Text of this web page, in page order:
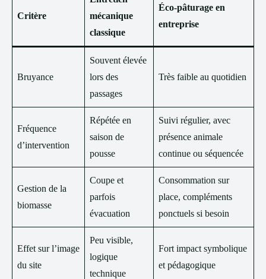
Critère
mécanique
classique
Éco-pâturage en
entreprise
Bruyance
Souvent élevée
lors des
passages
Très faible au quotidien
Fréquence
d’intervention
Répétée en
saison de
pousse
Suivi régulier, avec
présence animale
continue ou séquencée
Gestion de la
biomasse
Coupe et
parfois
évacuation
Consommation sur
place, compléments
ponctuels si besoin
Effet sur l’image
du site
Peu visible,
logique
technique
Fort impact symbolique
et pédagogique